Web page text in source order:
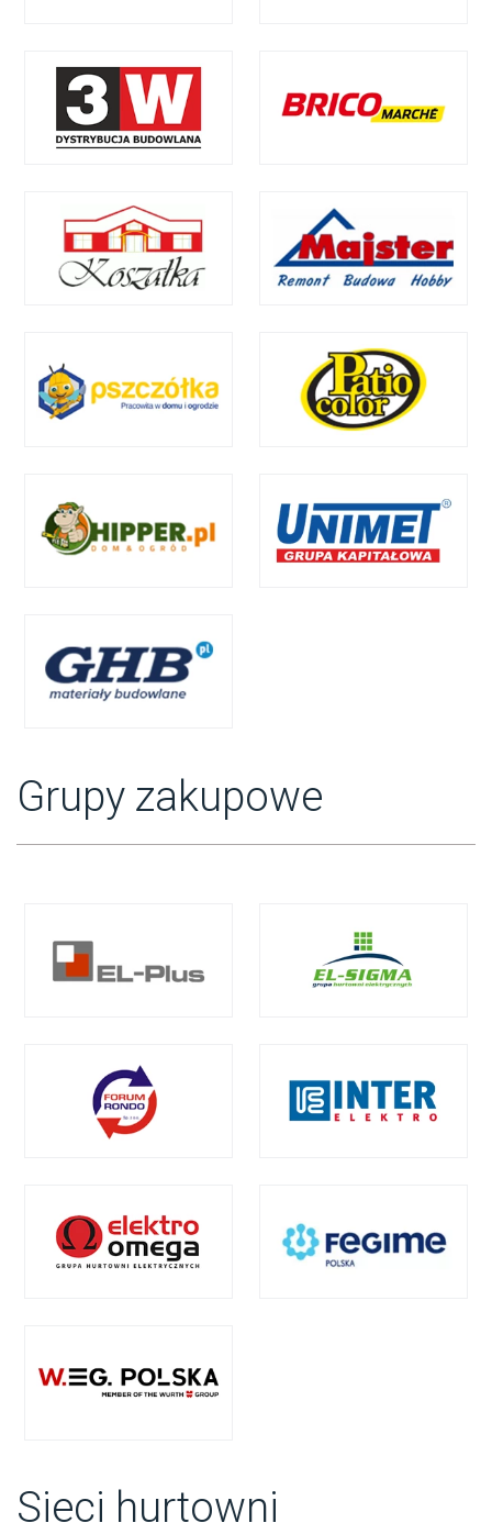
Grupy zakupowe
Sieci hurtowni